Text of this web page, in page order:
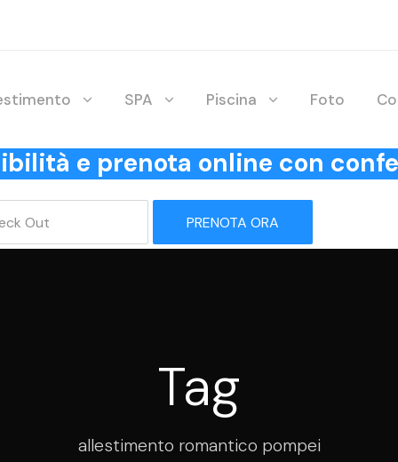
SPA Piscina Foto
e prenota online con
PRENOTA ORA
Tag
allestimento romantico pompei